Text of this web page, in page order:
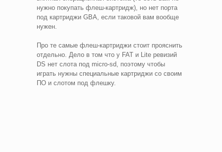
нужно покупать флеш-картридж), но нет порта
под картриджи GBA, если таковой вам вообще
нужен.
Про те самые флеш-картриджи стоит прояснить
отдельно. Дело в том что у FAT и Lite ревизий
DS нет слота под micro-sd, поэтому чтобы
играть нужны специальные картриджи со своим
ПО и слотом под флешку.